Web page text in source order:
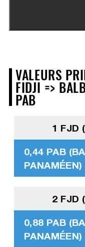
VALEURS
FIDJI =>
PAB
1 FJD
0,44 PAB
PANAMÉEN)
2 FJD
0,88 PAB
PANAMÉEN)